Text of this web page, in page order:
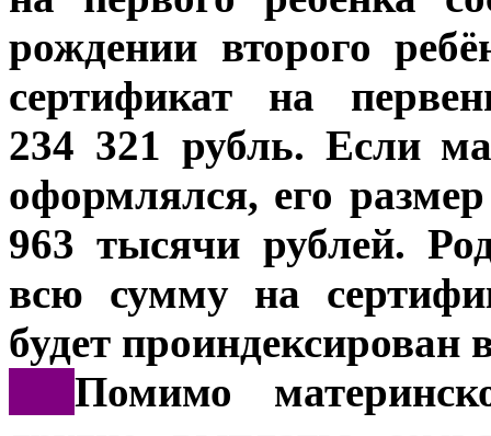
рождении второго
сертификат на
234 321 рубль. Если
оформлялся, его
963 тысячи рублей.
всю сумму на
будет проиндексирован
Помимо